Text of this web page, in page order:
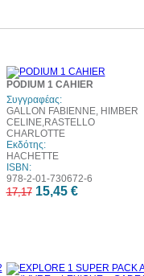
PODIUM 1 CAHIER
Συγγραφέας:
GALLON FABIENNE, HIMBER
CELINE,RASTELLO
CHARLOTTE
Εκδότης:
HACHETTE
ISBN:
978-2-01-730672-6
17,17 15,45 €